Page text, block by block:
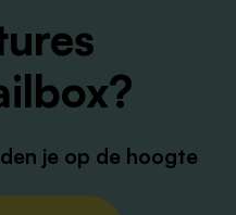
contact op met onze
op +31 6 41226017.
je op de hoogte